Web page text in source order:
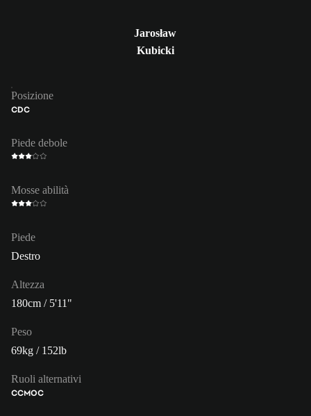
Jarosław
Kubicki
Posizione
CDC
Piede debole
Mosse abilità
Piede
Destro
Altezza
180cm / 5'11"
Peso
69kg / 152lb
Ruoli alternativi
CCMOC